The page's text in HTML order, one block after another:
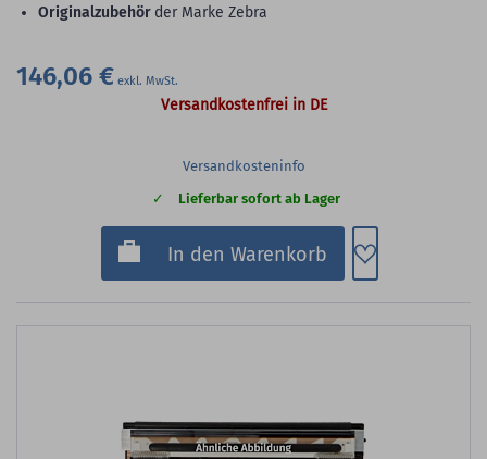
Originalzubehör der Marke Zebra
146,06 €
Versandkostenfrei in DE
Versandkosteninfo
Lieferbar sofort ab Lager
In den Warenkorb Zum